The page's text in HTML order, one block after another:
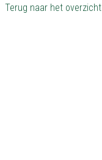
Terug naar het overzicht